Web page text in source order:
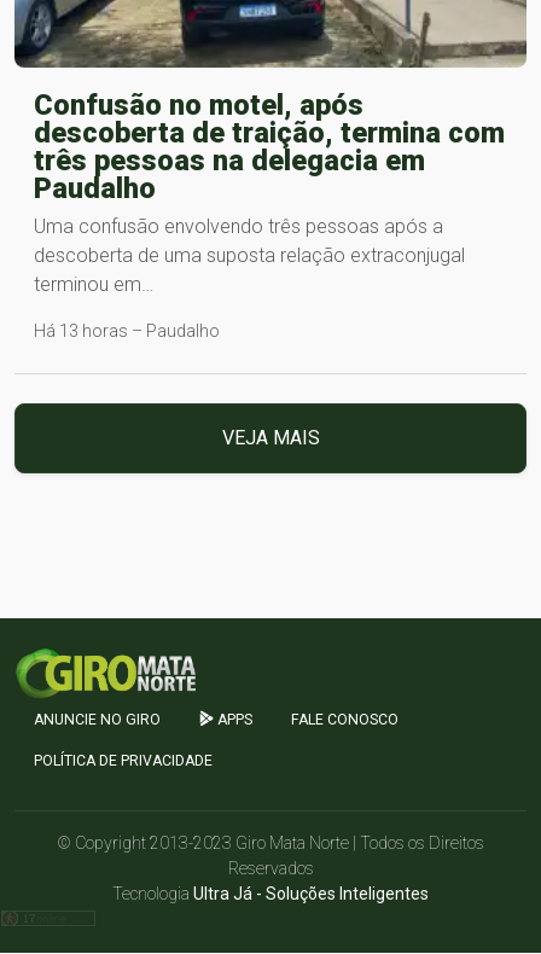
Confusão no motel, após
descoberta de traição, termina com
três pessoas na delegacia em
Paudalho
Uma confusão envolvendo três pessoas após a
descoberta de uma suposta relação extraconjugal
terminou em…
Há 13 horas – Paudalho
VEJA MAIS
ANUNCIE NO GIRO APPS FALE CONOSCO
POLÍTICA DE PRIVACIDADE
© Copyright 2013-2023 Giro Mata Norte | Todos os Direitos
Reservados
Tecnologia Ultra Já - Soluções Inteligentes